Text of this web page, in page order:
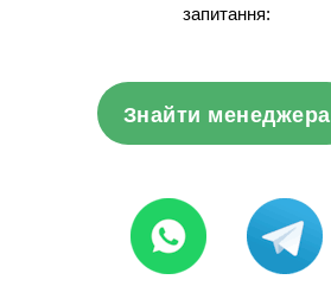
запитання:
Знайти менеджера